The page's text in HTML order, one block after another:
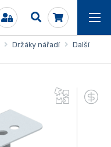
Držáky nářadí
Další